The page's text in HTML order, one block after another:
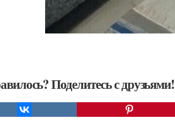
Поделитесь с друзьями!